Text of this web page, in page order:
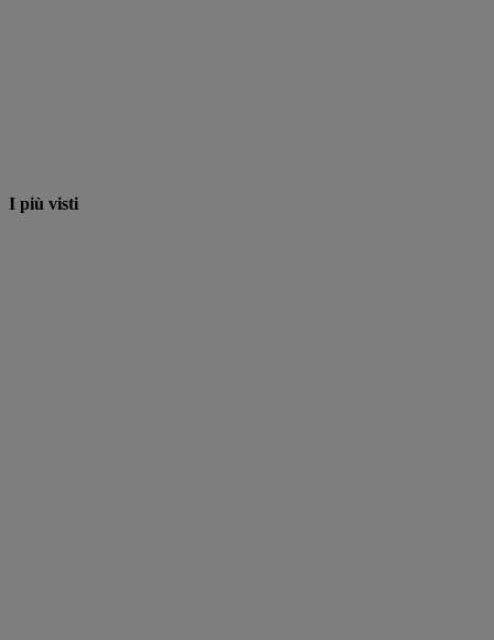
I più visti